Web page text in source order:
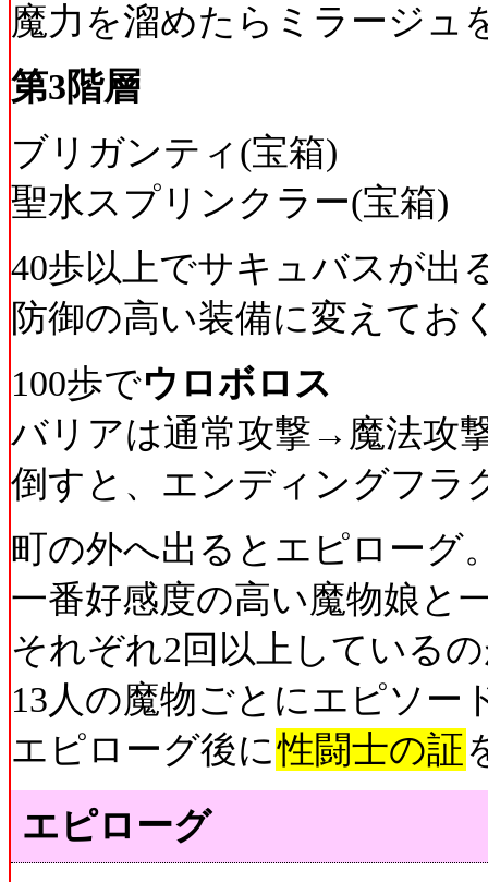
魔力を溜めたらミラージュ
第3階層
ブリガンティ(宝箱)
聖水スプリンクラー(宝箱)
40歩以上でサキュバスが出
防御の高い装備に変えてお
100歩でウロボロス
バリアは通常攻撃→魔法攻
倒すと、エンディングフラ
町の外へ出るとエピローグ
一番好感度の高い魔物娘と
それぞれ2回以上している
13人の魔物ごとにエピソー
エピローグ後に性闘士の証
エピローグ